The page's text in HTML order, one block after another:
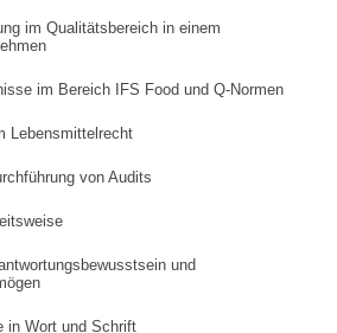
im Qualitätsbereich in einem
im Bereich IFS Food und Q-Normen
Lebensmittelrecht
von Audits
und
in Wort und Schrift